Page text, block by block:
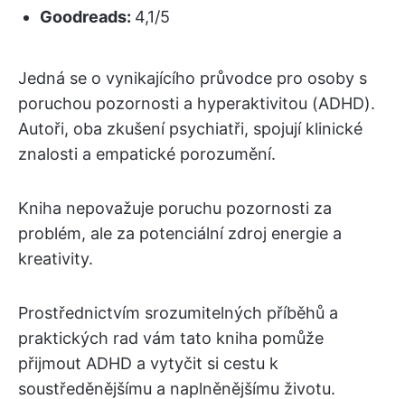
Goodreads: 4,1/5
Jedná se o vynikajícího průvodce pro osoby s
poruchou pozornosti a hyperaktivitou (ADHD).
Autoři, oba zkušení psychiatři, spojují klinické
znalosti a empatické porozumění.
Kniha nepovažuje poruchu pozornosti za
problém, ale za potenciální zdroj energie a
kreativity.
Prostřednictvím srozumitelných příběhů a
praktických rad vám tato kniha pomůže
přijmout ADHD a vytyčit si cestu k
soustředěnějšímu a naplněnějšímu životu.